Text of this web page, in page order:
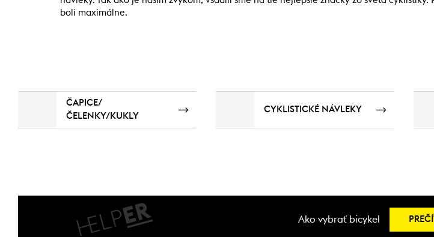
boli maximálne.
ČAPICE/
ČELENKY/KUKLY
CYKLISTICKÉ NÁVLEKY
Ako vybrať bicykel